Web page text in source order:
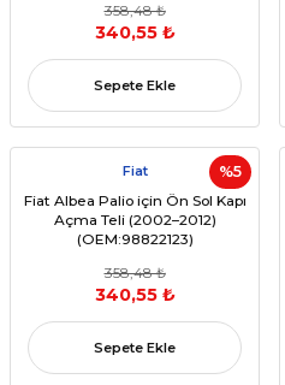
358,48 ₺
340,55 ₺
Sepete Ekle
%5
Fiat
Fiat Albea Palio için Ön Sol Kapı
Açma Teli (2002–2012)
(OEM:98822123)
358,48 ₺
340,55 ₺
Sepete Ekle